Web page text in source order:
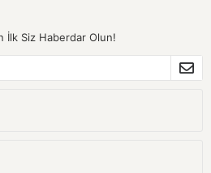
İlk Siz Haberdar Olun!